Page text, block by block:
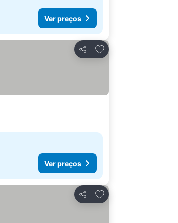
Ver preços
Partilhar
Adicionar aos favoritos
Ver preços
Partilhar
Adicionar aos favoritos